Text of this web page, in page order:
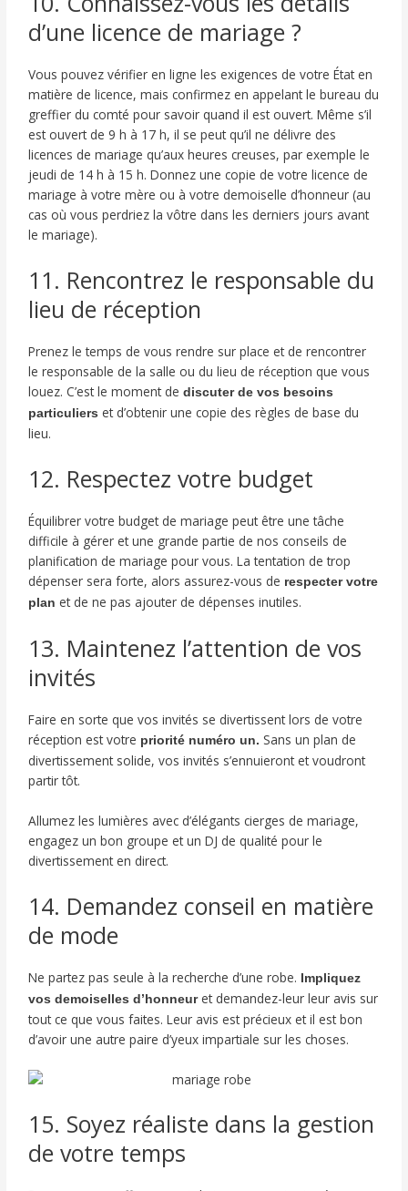
d’une licence de mariage ?
Vous pouvez vérifier en ligne les exigences de votre État en
matière de licence, mais confirmez en appelant le bureau du
greffier du comté pour savoir quand il est ouvert. Même s’il
est ouvert de 9 h à 17 h, il se peut qu’il ne délivre des
licences de mariage qu’aux heures creuses, par exemple le
jeudi de 14 h à 15 h. Donnez une copie de votre licence de
mariage à votre mère ou à votre demoiselle d’honneur (au
cas où vous perdriez la vôtre dans les derniers jours avant
le mariage).
11. Rencontrez le responsable du
lieu de réception
Prenez le temps de vous rendre sur place et de rencontrer
le responsable de la salle ou du lieu de réception que vous
louez. C’est le moment dediscuter de vos besoins
particuliers et d’obtenir une copie des règles de base du
lieu.
12. Respectez votre budget
Équilibrer votre budget de mariage peut être une tâche
difficile à gérer et une grande partie de nos conseils de
planification de mariage pour vous. La tentation de trop
dépenser sera forte, alors assurez-vous de respecter votre
plan et de ne pas ajouter de dépenses inutiles.
13. Maintenez l’attention de vos
invités
Faire en sorte que vos invités se divertissent lors de votre
réception est votre priorité numéro un. Sans un plan de
divertissement solide, vos invités s’ennuieront et voudront
partir tôt.
Allumez les lumières avec d’élégants cierges de mariage,
engagez un bon groupe et un DJ de qualité pour le
divertissement en direct.
14. Demandez conseil en matière
de mode
Ne partez pas seule à la recherche d’une robe. Impliquez
vos demoiselles d’honneuret demandez-leur leur avis sur
tout ce que vous faites. Leur avis est précieux et il est bon
d’avoir une autre paire d’yeux impartiale sur les choses.
15. Soyez réaliste dans la gestion
de votre temps